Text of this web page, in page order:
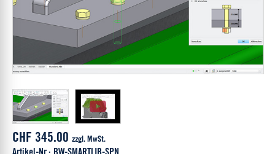
CHF 345.00 zzgl. MwSt.
Artikel-Nr.: BW-SMARTLIB-SPN